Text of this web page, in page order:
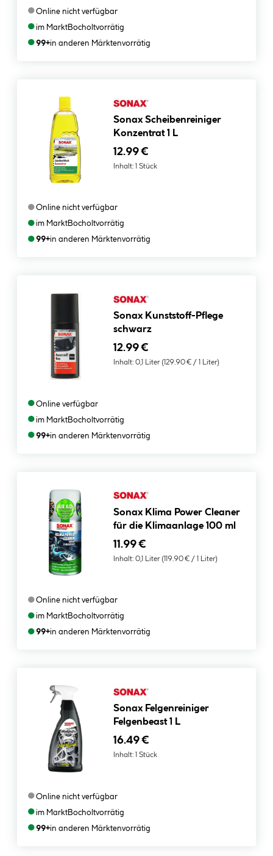
●Online nicht verfügbar
●im MarktBocholtvorrätig
●99+in anderen Märktenvorrätig
Sonax Scheibenreiniger
Konzentrat 1 L
12.99 €
Inhalt: 1 Stück
●Online nicht verfügbar
●im MarktBocholtvorrätig
●99+in anderen Märktenvorrätig
Sonax Kunststoff-Pflege
schwarz
12.99 €
Inhalt: 0,1 Liter (129.90 € / 1 Liter)
●Online verfügbar
●im MarktBocholtvorrätig
●99+in anderen Märktenvorrätig
Sonax Klima Power Cleaner
für die Klimaanlage 100 ml
11.99 €
Inhalt: 0,1 Liter (119.90 € / 1 Liter)
●Online nicht verfügbar
●im MarktBocholtvorrätig
●99+in anderen Märktenvorrätig
Sonax Felgenreiniger
Felgenbeast 1 L
16.49 €
Inhalt: 1 Stück
●Online nicht verfügbar
●im MarktBocholtvorrätig
●99+in anderen Märktenvorrätig